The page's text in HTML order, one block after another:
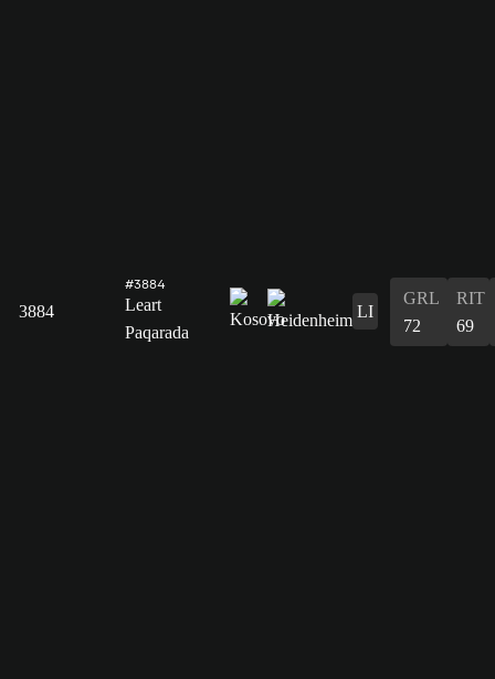
3884
#3884
Leart
Paqarada
LI
GRL
72
RIT
69